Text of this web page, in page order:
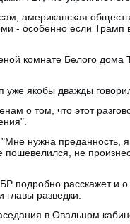
американская
- особенно если Трамп
комнате Белого дома
якобы дважды
о том, что этот
"Мне нужна
пошевелился, не
подробно расскажет и
разведки.
в Овальном